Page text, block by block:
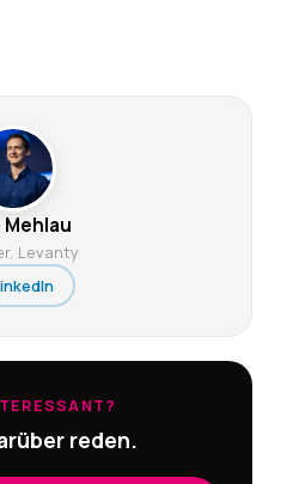
Mehlau
Levanty
reden.